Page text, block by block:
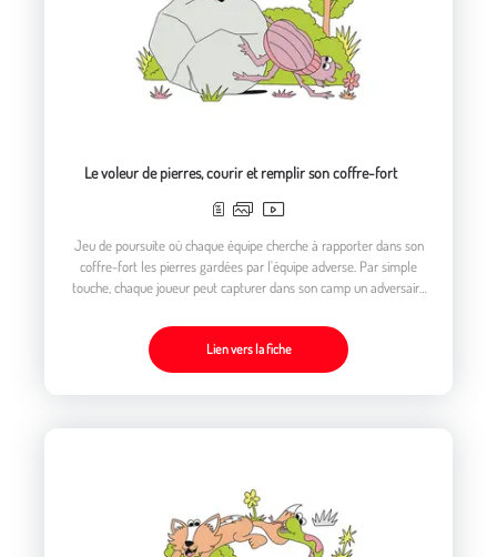
Le voleur de pierres, courir et remplir son coffre-fort
Jeu de poursuite où chaque équipe cherche à rapporter dans son
coffre-fort les pierres gardées par l'équipe adverse. Par simple
touche, chaque joueur peut capturer dans son camp un adversaire
Lien vers la fiche